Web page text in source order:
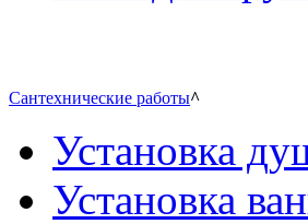
Сантехнические работы^
Установка
Установка